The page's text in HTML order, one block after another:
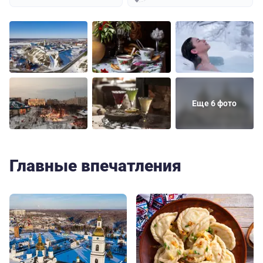
Еще 6 фото
Главные впечатления